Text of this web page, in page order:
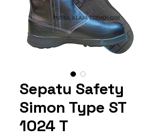
Sepatu Safety
Simon Type ST
1024 T